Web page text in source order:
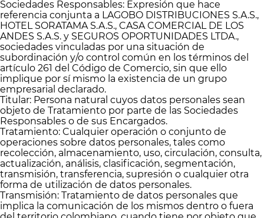
Sociedades Responsables: Expresión que hace
referencia conjunta a LAGOBO DISTRIBUCIONES S.A.S.,
HOTEL SORATAMA S.A.S., CASA COMERCIAL DE LOS
ANDES S.A.S. y SEGUROS OPORTUNIDADES LTDA.,
sociedades vinculadas por una situación de
subordinación y/o control común en los términos del
artículo 261 del Código de Comercio, sin que ello
implique por sí mismo la existencia de un grupo
empresarial declarado.
Titular: Persona natural cuyos datos personales sean
objeto de Tratamiento por parte de las Sociedades
Responsables o de sus Encargados.
Tratamiento: Cualquier operación o conjunto de
operaciones sobre datos personales, tales como
recolección, almacenamiento, uso, circulación, consulta,
actualización, análisis, clasificación, segmentación,
transmisión, transferencia, supresión o cualquier otra
forma de utilización de datos personales.
Transmisión: Tratamiento de datos personales que
implica la comunicación de los mismos dentro o fuera